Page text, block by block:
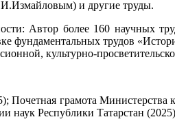
и другие труды.
Автор более 160
фундаментальных трудов
культурно-
Почетная грамота
наук Республики Татарстан